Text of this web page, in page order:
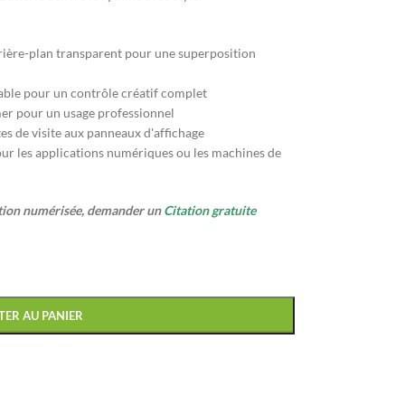
plan transparent pour une superposition
pour un contrôle créatif complet
pour un usage professionnel
de visite aux panneaux d'affichage
les applications numériques ou les machines de
numérisée, demander unCitation gratuite
AU PANIER